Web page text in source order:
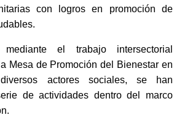
con logros en promoción de
el trabajo intersectorial
Mesa de Promoción del Bienestar en
actores sociales, se han
de actividades dentro del marco